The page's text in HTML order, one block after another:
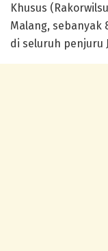
Khusus
Malang, sebanyak
di seluruh penjuru